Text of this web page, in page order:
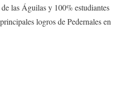
las Águilas y 100% estudiantes
logros de Pedernales en